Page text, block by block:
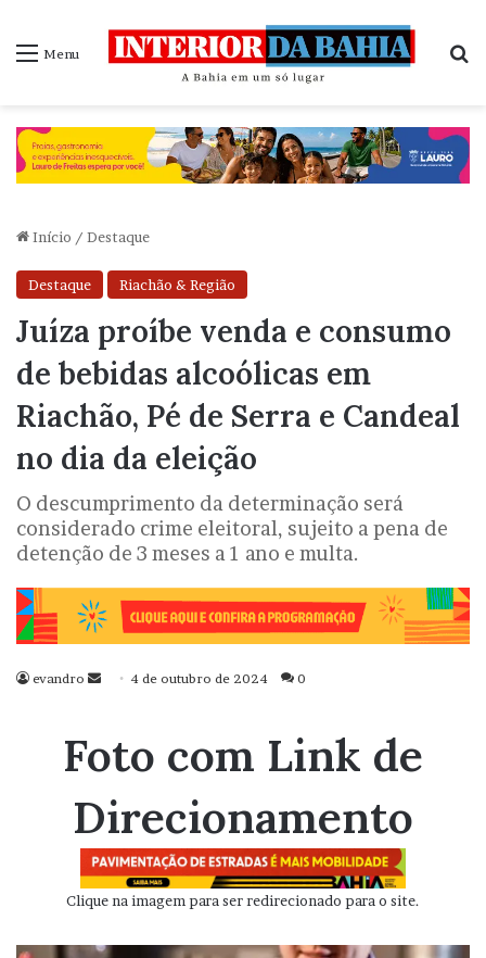
Menu
Início / Destaque
Destaque Riachão & Região
Juíza proíbe venda e consumo
de bebidas alcoólicas em
Riachão, Pé de Serra e Candeal
no dia da eleição
O descumprimento da determinação será
considerado crime eleitoral, sujeito a pena de
detenção de 3 meses a 1 ano e multa.
evandro
Mande
mail
4 de outubro de 2024 0
Foto com Link de
Direcionamento
Clique na imagem para ser redirecionado para o site.